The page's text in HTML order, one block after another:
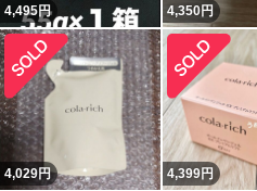
4,495円 4,350円
4,029円 4,399円